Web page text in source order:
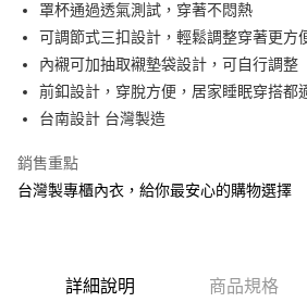
AFTEE先享後付
相關說明
【關於「AFTEE先享後付」】
AFTEE先享後付是「在收到商品之後才付款」的
便利好安心！
１．簡單：不需註冊會員、不需綁卡、不需儲值。
３．安心：先確認商品／服務後，再付款。
３．收到繳費通知簡訊後14天內，點擊此簡訊中
ATM付款
全家付款取貨
每筆NT$90，滿NT$888(含以上)免運費
每筆NT$90，滿NT$888(含以上)免運費
罩杯通過透氣測試，穿著不悶熱
可調節式三扣設計，輕鬆調整穿著更方
內襯可加抽取襯墊袋設計，可自行調整
前釦設計，穿脫方便，居家睡眠穿搭都
台南設計 台灣製造
銷售重點
台灣製專櫃內衣，給你最安心的購物選擇
詳細說明 商品規格